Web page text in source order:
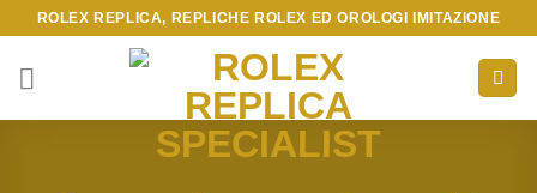
content
ROLEX REPLICA, REPLICHE ROLEX ED OROLOGI IMITAZIONE